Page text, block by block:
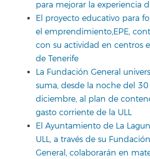
para mejorar la experiencia
El proyecto educativo para
el emprendimiento,EPE,
con su actividad en centros
de Tenerife
La Fundación General
suma, desde la noche del
diciembre, al plan de
gasto corriente de la ULL
El Ayuntamiento de La
ULL, a través de su Fundación
General, colaborarán en